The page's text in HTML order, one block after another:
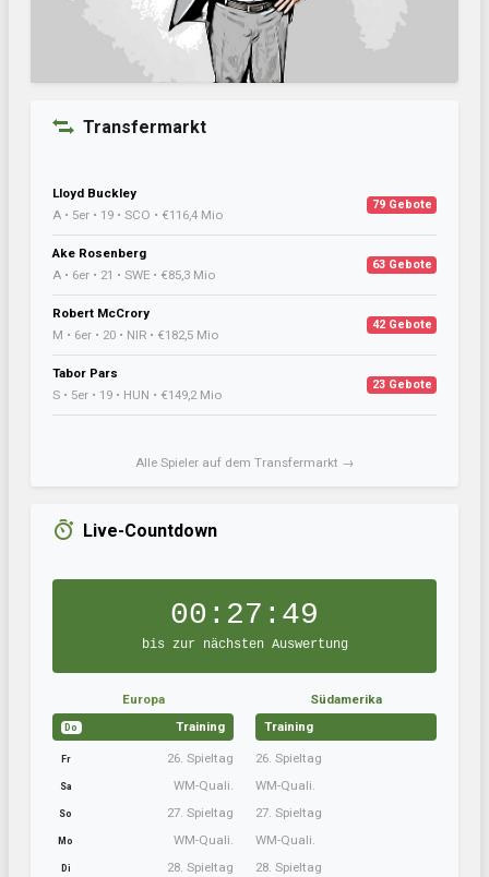
Transfermarkt
Lloyd Buckley
A • 5er • 19 • SCO • €116,4 Mio
79 Gebote
Ake Rosenberg
A • 6er • 21 • SWE • €85,3 Mio
63 Gebote
Robert McCrory
M • 6er • 20 • NIR • €182,5 Mio
42 Gebote
Tabor Pars
S • 5er • 19 • HUN • €149,2 Mio
23 Gebote
Alle Spieler auf dem Transfermarkt →
Live-Countdown
00:27:48
bis zur nächsten Auswertung
Europa
Do Training
Fr 26. Spieltag
Sa WM-Quali.
So 27. Spieltag
Mo WM-Quali.
Di 28. Spieltag
Südamerika
Training
26. Spieltag
WM-Quali.
27. Spieltag
WM-Quali.
28. Spieltag